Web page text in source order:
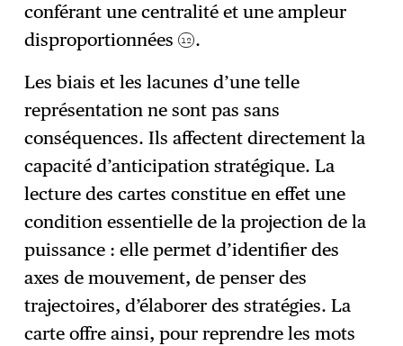
conférant une centralité et une ampleur
disproportionnées12 .
Les biais et les lacunes d’une telle
représentation ne sont pas sans
conséquences. Ils affectent directement la
capacité d’anticipation stratégique. La
lecture des cartes constitue en effet une
condition essentielle de la projection de la
puissance : elle permet d’identifier des
axes de mouvement, de penser des
trajectoires, d’élaborer des stratégies. La
carte offre ainsi, pour reprendre les mots